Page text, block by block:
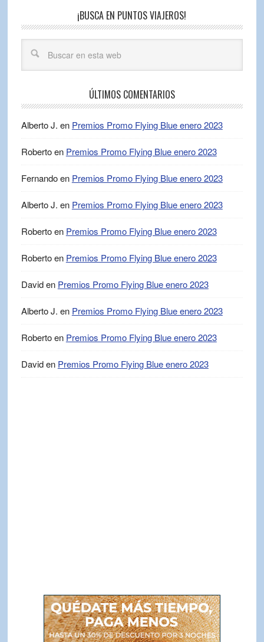
¡BUSCA EN PUNTOS VIAJEROS!
ÚLTIMOS COMENTARIOS
Alberto J. en Premios Promo Flying Blue enero 2023
Robertoen Premios Promo Flying Blue enero 2023
Fernandoen Premios Promo Flying Blue enero 2023
Alberto J. en Premios Promo Flying Blue enero 2023
Robertoen Premios Promo Flying Blue enero 2023
Robertoen Premios Promo Flying Blue enero 2023
Daviden Premios Promo Flying Blue enero 2023
Alberto J. en Premios Promo Flying Blue enero 2023
Robertoen Premios Promo Flying Blue enero 2023
Daviden Premios Promo Flying Blue enero 2023